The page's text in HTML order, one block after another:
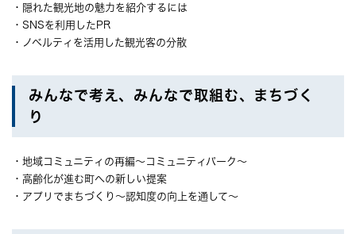
・隠れた観光地の魅力を紹介するには
・SNSを利用したPR
・ノベルティを活用した観光客の分散
みんなで考え、みんなで取組む、まちづく
り
・地域コミュニティの再編～コミュニティパーク～
・高齢化が進む町への新しい提案
・アプリでまちづくり～認知度の向上を通して～